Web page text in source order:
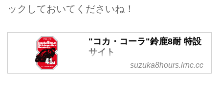
ックしておいてくださいね！
"コカ・コーラ"鈴鹿8耐 特設
サイト
2019年7月25日（木）～28日
suzuka8hours.lrnc.cc